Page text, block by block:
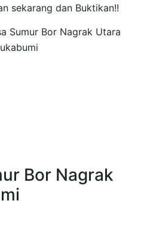
sekarang dan Buktikan!!
Sumur Bor Nagrak Utara
Bor Nagrak